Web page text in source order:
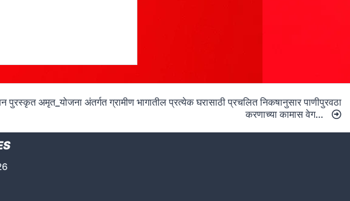
पुरस्कृत अमृत_योजना अंतर्गत ग्रामीण भागातील प्रत्येक घरासाठी प्रचलित निकषानुसार पाणीपुरवठा
करणाच्या कामास वेग…